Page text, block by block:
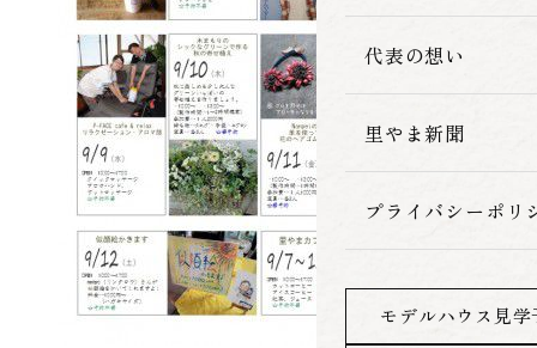
代表の想い
里やま新聞
プライバシーポリ
モデルハウス見学